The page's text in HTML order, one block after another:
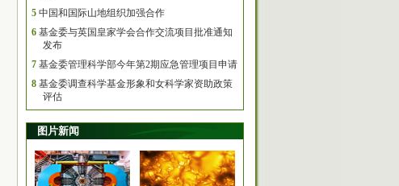
5 中国和国际山地组织加强合作
6 基金委与英国皇家学会合作交流项目批准通知
发布
7 基金委管理科学部今年第2期应急管理项目申请
8 基金委调查科学基金形象和女科学家资助政策
评估
图片新闻